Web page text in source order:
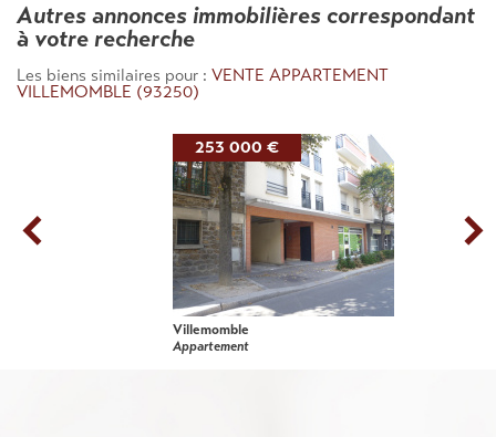
autres annonces immobilières correspondant
à votre recherche
Les biens similaires pour : VENTE APPARTEMENT
VILLEMOMBLE (93250)
253 000 €
Villemomble
Appartement